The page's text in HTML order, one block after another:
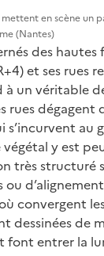
en scène un
(Nantes)
des hautes
et ses rues
à un véritable
rues dégagent
s’incurvent au
y est
très structuré
convergent
dessinées de
font entrer la